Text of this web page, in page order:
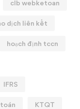
clb webketoan
dịch liên kết
hoạch định tccn
IFRS
KTQT